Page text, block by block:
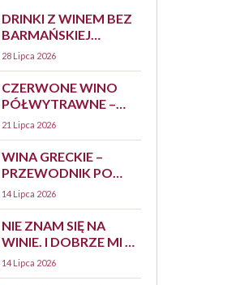
DRINKI Z WINEM BEZ
BARMAŃSKIEJ
NAPINKI – 7
PROSTYCH
PRZEPISÓW
28 Lipca 2026
CZERWONE WINO
PÓŁWYTRAWNE –
JAK SMAKUJE, Z
CZYM PODAWAĆ I
JAK JE WYBRAĆ?
21 Lipca 2026
WINA GRECKIE –
PRZEWODNIK PO
SZCZEPACH,
STYLACH
14 Lipca 2026
NIE ZNAM SIĘ NA
WINIE. I DOBRZE MI Z
TYM
14 Lipca 2026